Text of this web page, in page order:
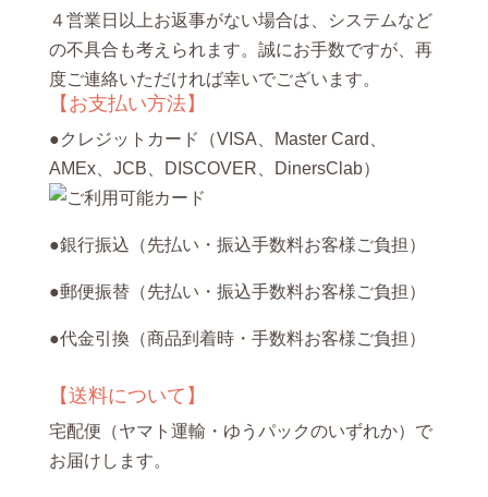
４営業日以上お返事がない場合は、システムなど
の不具合も考えられます。誠にお手数ですが、再
度ご連絡いただければ幸いでございます。
【お支払い方法】
●クレジットカード（VISA、Master Card、
AMEx、JCB、DISCOVER、DinersClab）
●銀行振込（先払い・振込手数料お客様ご負担）
●郵便振替（先払い・振込手数料お客様ご負担）
●代金引換（商品到着時・手数料お客様ご負担）
【送料について】
宅配便（ヤマト運輸・ゆうパックのいずれか）で
お届けします。